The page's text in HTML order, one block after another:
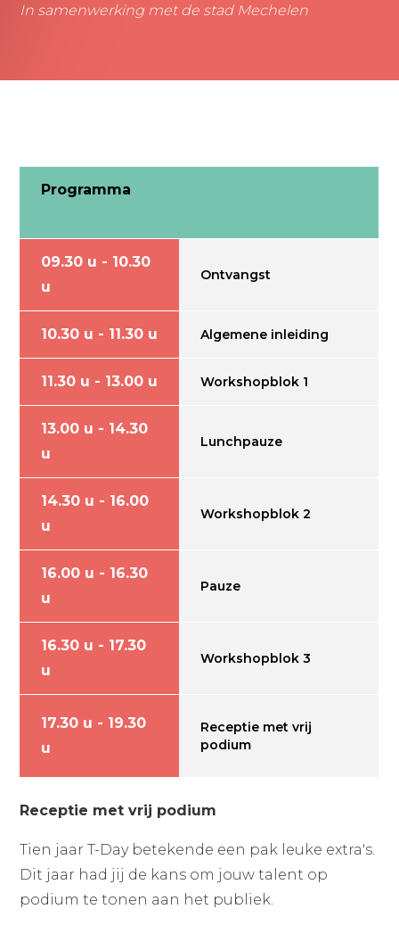
In samenwerking met de stad Mechelen
Programma
09.30 u - 10.30
u
Ontvangst
10.30 u - 11.30 u Algemene inleiding
11.30 u - 13.00 u Workshopblok 1
13.00 u - 14.30
u
Lunchpauze
14.30 u - 16.00
u
Workshopblok 2
16.00 u - 16.30
u
Pauze
16.30 u - 17.30
u
Workshopblok 3
17.30 u - 19.30
u
Receptie met vrij
podium
Receptie met vrij podium
Tien jaar T-Day betekende een pak leuke extra's.
Dit jaar had jij de kans om jouw talent op
podium te tonen aan het publiek.